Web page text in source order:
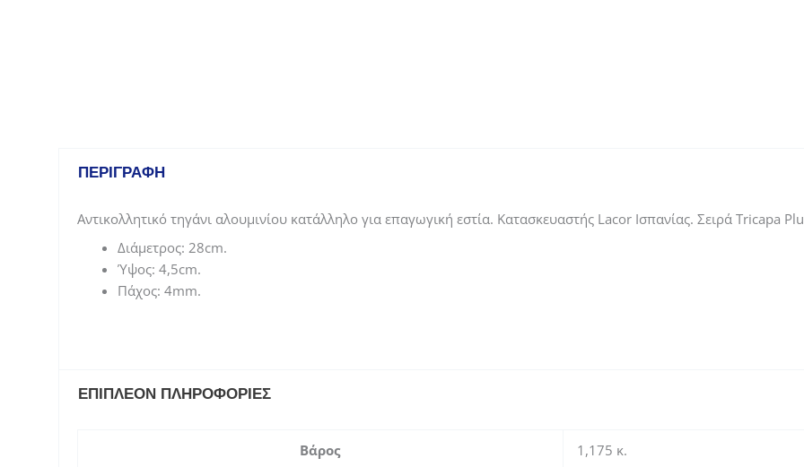
ΠΕΡΙΓΡΑΦΉ
Αντικολλητικό τηγάνι αλουμινίου κατάλληλο για επαγωγική εστία. Κατασκευαστής Lacor Ισπανίας. Σειρά Tricapa
Διάμετρος: 28cm.
Ύψος: 4,5cm.
Πάχος: 4mm.
ΕΠΙΠΛΈΟΝ ΠΛΗΡΟΦΟΡΊΕΣ
Βάρος 1,175 κ.